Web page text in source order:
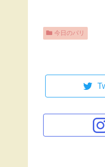
今日のパリ